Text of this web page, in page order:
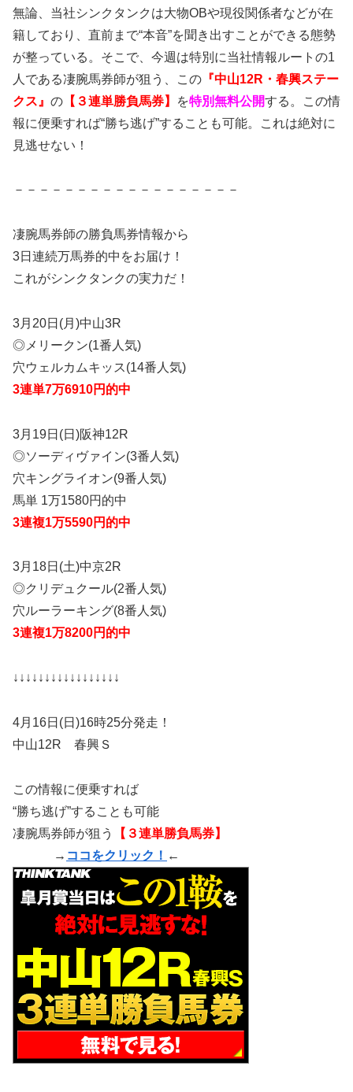
無論、当社シンクタンクは大物OBや現役関係者などが在
籍しており、直前まで“本音”を聞き出すことができる態勢
が整っている。そこで、今週は特別に当社情報ルートの1
人である凄腕馬券師が狙う、この 『中山12R・春興ステー
クス』 の 【３連単勝負馬券】 を特別無料公開する。この情
報に便乗すれば“勝ち逃げ”することも可能。これは絶対に
見逃せない！
－－－－－－－－－－－－－－－－－－
凄腕馬券師の勝負馬券情報から
3日連続万馬券的中をお届け！
これがシンクタンクの実力だ！
3月20日(月)中山3R
◎メリークン(1番人気)
穴ウェルカムキッス(14番人気)
3連単7万6910円的中
3月19日(日)阪神12R
◎ソーディヴァイン(3番人気)
穴キングライオン(9番人気)
馬単 1万1580円的中
3連複1万5590円的中
3月18日(土)中京2R
◎クリデュクール(2番人気)
穴ルーラーキング(8番人気)
3連複1万8200円的中
↓↓↓↓↓↓↓↓↓↓↓↓↓↓↓↓↓
4月16日(日)16時25分発走！
中山12R 春興Ｓ
この情報に便乗すれば
“勝ち逃げ”することも可能
凄腕馬券師が狙う
【３連単勝負馬券】
→ ココをクリック！ ←